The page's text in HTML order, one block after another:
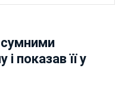
показав її у